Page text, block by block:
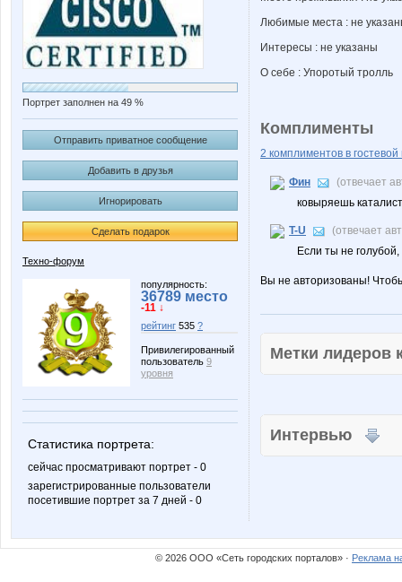
Портрет заполнен на 49 %
Отправить приватное сообщение
Добавить в друзья
Игнорировать
Сделать подарок
Техно-форум
популярность:
36789 место
-11 ↓
рейтинг 535 ?
Привилегированный
пользователь 9
уровня
Статистика портрета:
сейчас просматривают портрет - 0
зарегистрированные пользователи
посетившие портрет за 7 дней - 0
Любимые места : не
Интересы : не указаны
О себе : Упоротый тролль
Комплименты
2 комплиментов в гостевой
Фин
(отвечает
ковыряешь
T-U
(отвечает
Если ты не
Вы не авторизованы!
Метки
Интервью
© 2026 ООО «Сеть городских порталов» · Реклама